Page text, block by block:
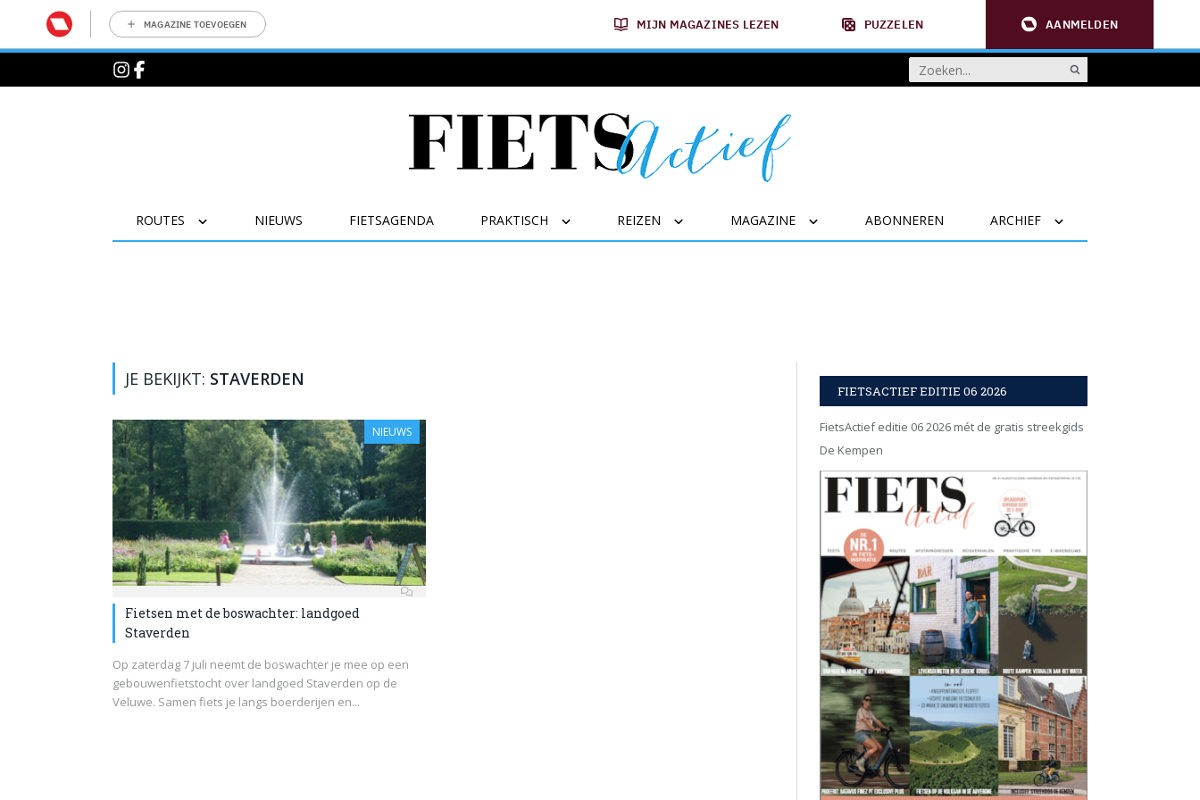
MAGAZINE TOEVOEGEN MIJN MAGAZINES LEZEN PUZZELEN AANMELDEN
ROUTES NIEUWS FIETSAGENDA PRAKTISCH REIZEN MAGAZINE ABONNEREN ARCHIEF
JE BEKIJKT: STAVERDEN
NIEUWS
Fietsen met de boswachter: landgoed
Staverden
Op zaterdag 7 juli neemt de boswachter je mee op een
gebouwenfietstocht over landgoed Staverden op de
Veluwe. Samen fiets je langs boerderijen en...
FIETSACTIEF EDITIE 06 2026
FietsActief editie 06 2026 mét de gratis streekgids
De Kempen